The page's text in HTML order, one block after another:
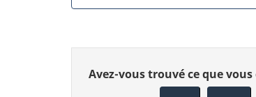
Donnez
Avez-vous trouvé ce que vous